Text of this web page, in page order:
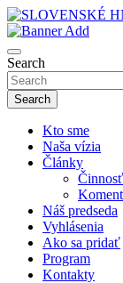
Skip
to
content
Search
Search
Kto sme
Naša vízia
Články
Činnosť
Náš predseda
Vyhlásenia
Ako sa pridať
Program
Kontakty